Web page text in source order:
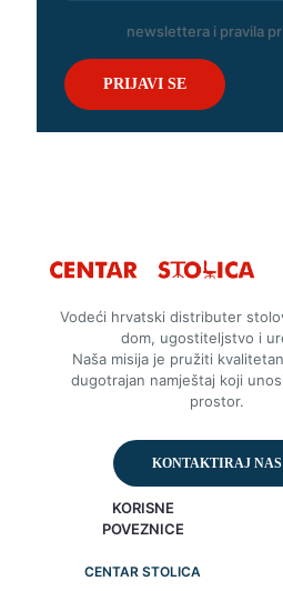
newslettera i pravila
Vodeći hrvatski distributer
dom, ugostiteljstvo i
Naša misija je pružiti
dugotrajan namještaj koji
prostor.
KONTAKTIRAJ NAS
KORISNE
POVEZNICE
CENTAR STOLICA